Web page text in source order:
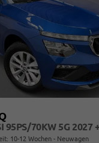
95PS/70KW 5G 2027
10-12 Wochen Neuwagen